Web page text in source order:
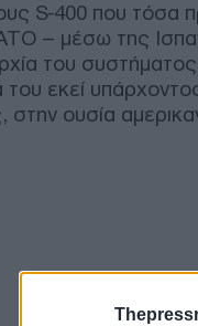
S-400 που τόσα
– μέσω της
του συστήματος
του εκεί
στην ουσία